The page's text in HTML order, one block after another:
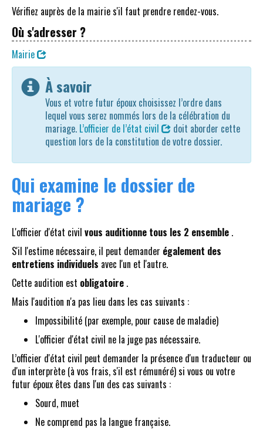
Vérifiez auprès de la mairie s'il faut prendre rendez-vous.
Où s'adresser ?
Mairie
À savoir
Vous et votre futur époux choisissez l’ordre dans
lequel vous serez nommés lors de la célébration du
mariage. L’officier de l’état civil
doit aborder cette
question lors de la constitution de votre dossier.
Qui examine le dossier de
mariage ?
L'officier d'état civil vous auditionne tous les 2 ensemble .
S'il l'estime nécessaire, il peut demander également des
entretiens individuels avec l'un et l'autre.
Cette audition est obligatoire .
Mais l'audition n'a pas lieu dans les cas suivants :
Impossibilité (par exemple, pour cause de maladie)
L'officier d'état civil ne la juge pas nécessaire.
L’officier d'état civil peut demander la présence d'un traducteur ou
d'un interprète (à vos frais, s'il est rémunéré) si vous ou votre
futur époux êtes dans l'un des cas suivants :
Sourd, muet
Ne comprend pas la langue française.